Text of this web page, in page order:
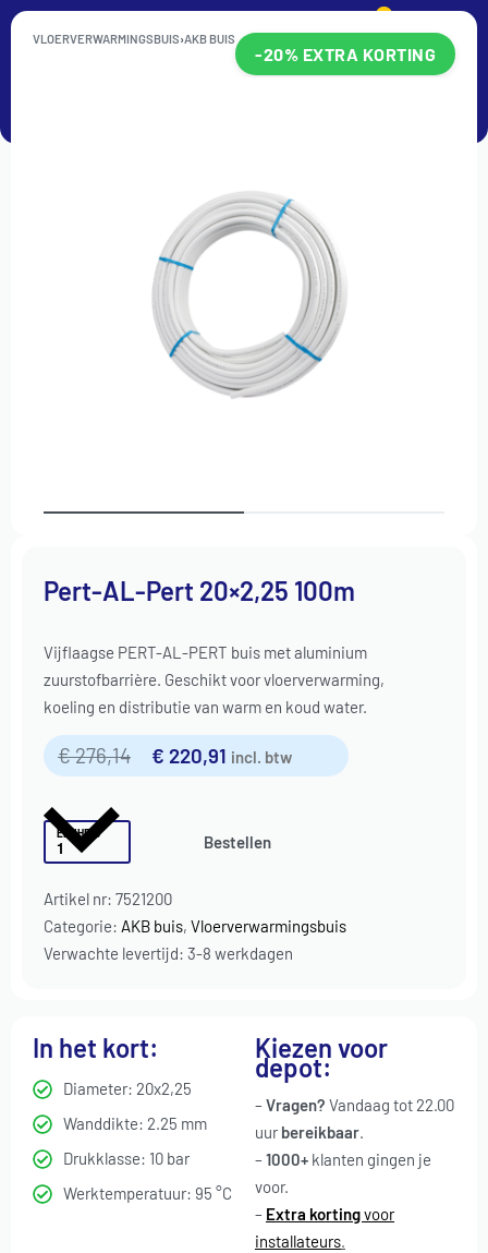
VLOERVERWARMINGSBUIS›AKB BUIS
-20% EXTRA KORTING
Pert-AL-Pert 20×2,25 100m
Vijflaagse PERT-AL-PERT buis met aluminium
zuurstofbarrière. Geschikt voor vloerverwarming,
koeling en distributie van warm en koud water.
€276,14 € 220,91 incl. btw
EENHEID Bestellen
Artikel nr: 7521200
Categorie: AKB buis, Vloerverwarmingsbuis
Verwachte levertijd: 3-8 werkdagen
In het kort:
Diameter: 20x2,25
Wanddikte: 2.25 mm
Drukklasse: 10 bar
Werktemperatuur: 95 °C
Kiezen voor
depot:
–Vragen? Vandaag tot 22.00
uur bereikbaar.
–1000+ klanten gingen je
voor.
– Extra kortingvoor
installateurs.